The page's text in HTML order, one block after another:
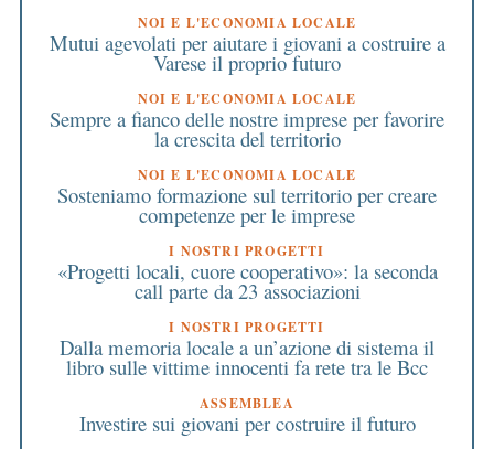
NOI E L'ECONOMIA LOCALE
Mutui agevolati per aiutare i giovani a costruire a
Varese il proprio futuro
NOI E L'ECONOMIA LOCALE
Sempre a fianco delle nostre imprese per favorire
la crescita del territorio
NOI E L'ECONOMIA LOCALE
Sosteniamo formazione sul territorio per creare
competenze per le imprese
I NOSTRI PROGETTI
«Progetti locali, cuore cooperativo»: la seconda
call parte da 23 associazioni
I NOSTRI PROGETTI
Dalla memoria locale a un’azione di sistema il
libro sulle vittime innocenti fa rete tra le Bcc
ASSEMBLEA
Investire sui giovani per costruire il futuro